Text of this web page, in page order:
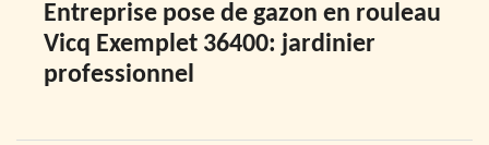
Entreprise pose de gazon en rouleau
Vicq Exemplet 36400: jardinier
professionnel